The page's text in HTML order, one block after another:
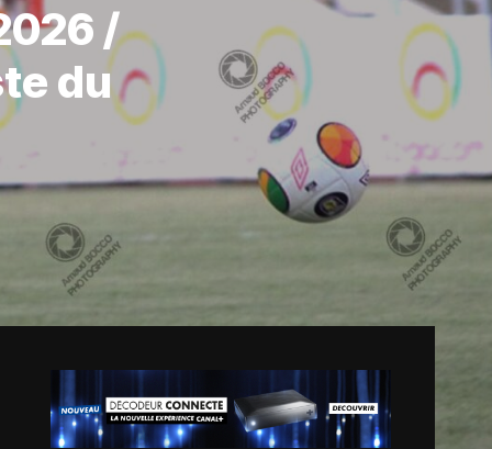
/
du